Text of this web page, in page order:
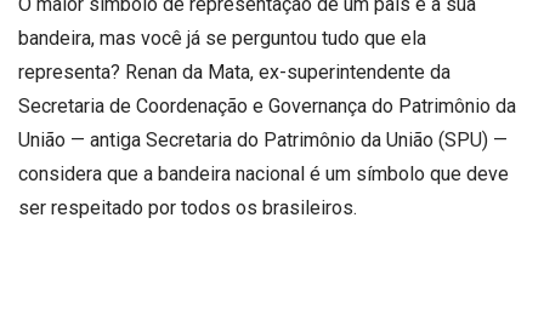
O maior símbolo de representação de um país é a sua
bandeira, mas você já se perguntou tudo que ela
representa? Renan da Mata, ex-superintendente da
Secretaria de Coordenação e Governança do Patrimônio da
União — antiga Secretaria do Patrimônio da União (SPU) —
considera que a bandeira nacional é um símbolo que deve
ser respeitado por todos os brasileiros.